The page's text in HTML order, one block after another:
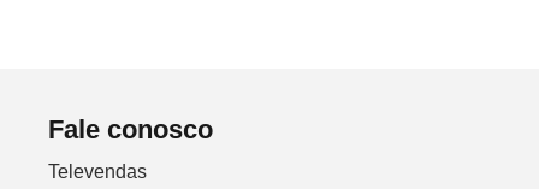
Fale conosco
Televendas